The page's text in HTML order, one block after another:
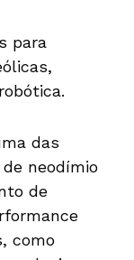
para
das
neodímio
de
como